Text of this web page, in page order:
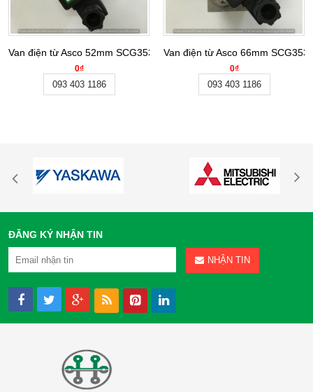
Van điện từ Asco 52mm SCG353A047
0₫
093 403 1186
Van điện từ Asco 66mm
0₫
093 403 1186
ĐĂNG KÝ NHẬN TIN
NHẬN TIN